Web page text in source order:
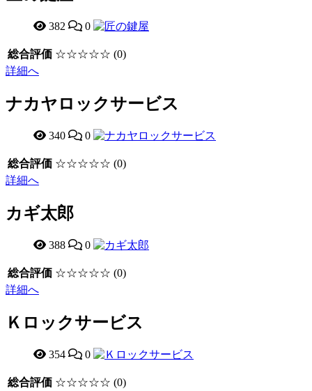
382 0
総合評価 ☆☆☆☆☆ (0)
詳細へ
ナカヤロックサービス
340 0
総合評価 ☆☆☆☆☆ (0)
詳細へ
カギ太郎
388 0
総合評価 ☆☆☆☆☆ (0)
詳細へ
Ｋロックサービス
354 0
総合評価 ☆☆☆☆☆ (0)